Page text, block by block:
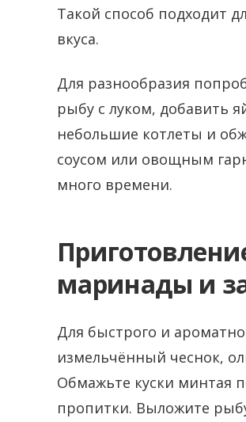
Такой способ подходит
вкуса.
Для разнообразия
рыбу с луком, добавить
небольшие котлеты и
соусом или овощным
много времени.
маринады и
Для быстрого и
измельчённый чеснок,
Обмажьте куски минтая
пропитки. Выложите